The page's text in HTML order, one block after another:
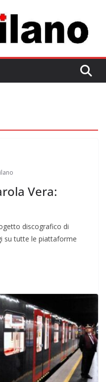
Vera:
discografico di
su tutte le piattaforme